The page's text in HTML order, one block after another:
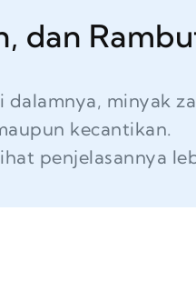
dan
minyak
kecantikan.
penjelasannya